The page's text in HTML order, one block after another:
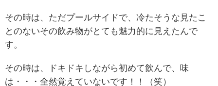
その時は、ただプールサイドで、冷たそうな見たこ
とのないその飲み物がとても魅力的に見えたんで
す。
その時は、ドキドキしながら初めて飲んで、味
は・・・全然覚えていないです！！（笑）